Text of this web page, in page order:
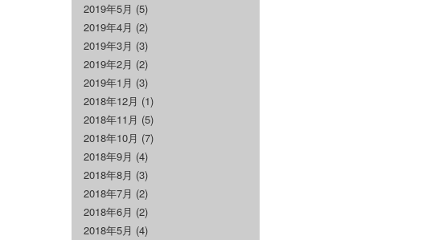
2019年5月 (5)
2019年4月 (2)
2019年3月 (3)
2019年2月 (2)
2019年1月 (3)
2018年12月 (1)
2018年11月 (5)
2018年10月 (7)
2018年9月 (4)
2018年8月 (3)
2018年7月 (2)
2018年6月 (2)
2018年5月 (4)